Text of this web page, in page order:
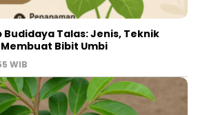
Budidaya Talas: Jenis, Teknik
Bibit Umbi
WIB